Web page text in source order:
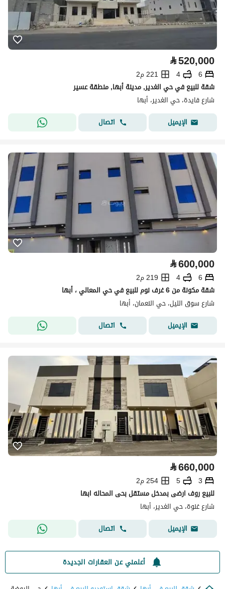
⃁520,000
6
4
221 م2
شقة للبيع في حي الغدير, مدينة أبها, منطقة عسير
شارع فايدة، حي الغدير، أبها
الإيميل
اتصال
⃁600,000
6
4
219 م2
شقة مكونة من 6 غرف نوم للبيع في حي المعالي ، أبها
شارع سوق الليل، حي النعمان، أبها
الإيميل
اتصال
⃁660,000
3
5
254 م2
للبيع روف ارضى بمدخل مستقل بحى المحاله ابها
شارع غنوة، حي الغدير، أبها
الإيميل
اتصال
أعلمني عن العقارات الجديدة